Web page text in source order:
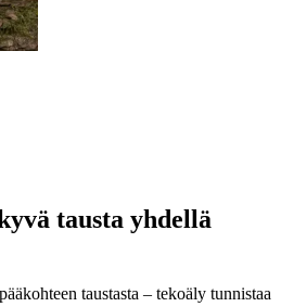
tausta yhdellä
taustasta – tekoäly tunnistaa